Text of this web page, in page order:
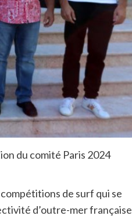
du comité Paris 2024
de surf qui se
d’outre-mer française